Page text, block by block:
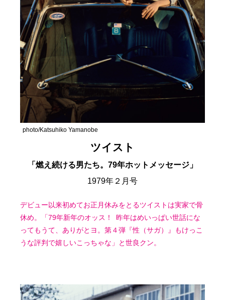
photo/Katsuhiko Yamanobe
ツイスト
「燃え続ける男たち。79年ホットメッセージ」
1979年２月号
デビュー以来初めてお正月休みをとるツイストは実家で骨
休め。「79年新年のオッス！ 昨年はめいっぱい世話にな
ってもうて、ありがとヨ。第４弾『性（サガ）』もけっこ
うな評判で嬉しいこっちゃな」と世良クン。